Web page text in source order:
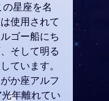
の星座を名
使用されて
ゴー船にち
そして明る
ています。
か座アルフ
年離れてい